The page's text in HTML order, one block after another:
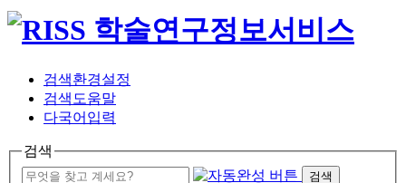
검색환경설정
검색도움말
다국어입력
검색
검색